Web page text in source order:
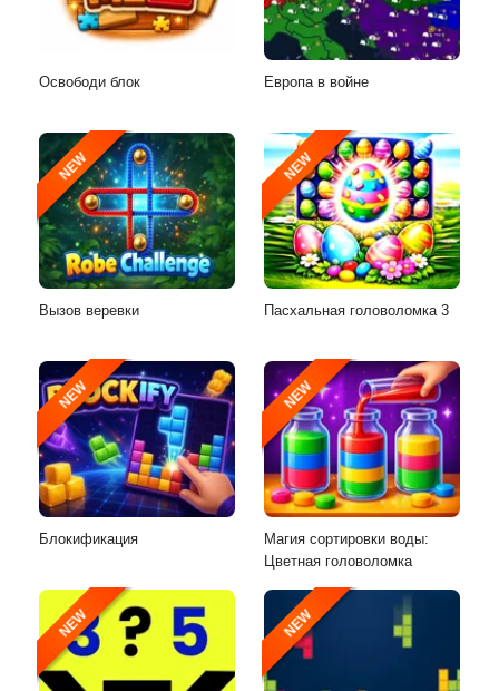
Освободи блок Европа в войне
NEW
Вызов веревки
NEW
Пасхальная головоломка 3
NEW
Блокификация
NEW
Магия сортировки воды:
Цветная головоломка
NEW NEW